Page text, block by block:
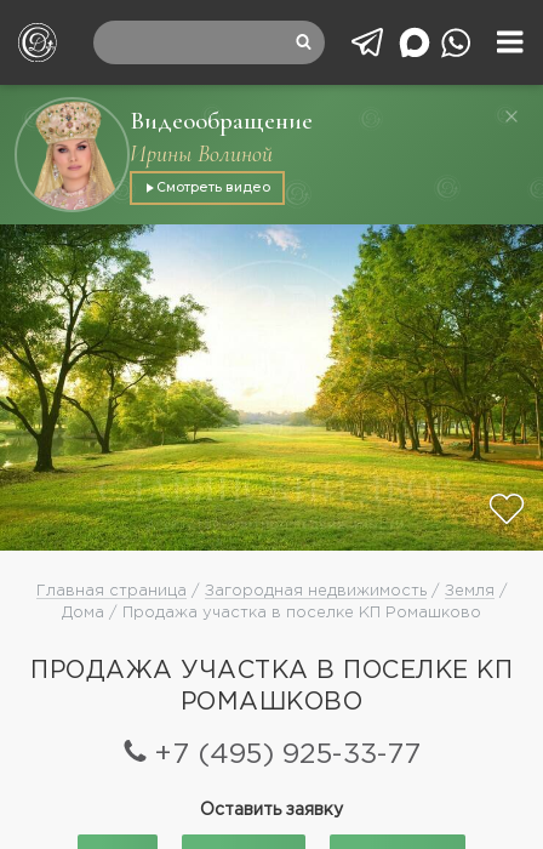
Видеообращение
Ирины Волиной
Смотреть видео
Главная страница / Загородная недвижимость/ Земля /
Дома / Продажа участка в поселке КП Ромашково
ПРОДАЖА УЧАСТКА В ПОСЕЛКЕ КП
РОМАШКОВО
+7 (495) 925-33-77
Оставить заявку